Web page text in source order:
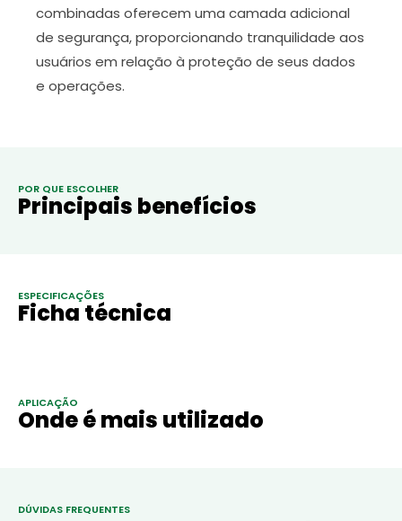
combinadas oferecem uma camada adicional
de segurança, proporcionando tranquilidade aos
usuários em relação à proteção de seus dados
e operações.
POR QUE ESCOLHER
Principais benefícios
ESPECIFICAÇÕES
Ficha técnica
APLICAÇÃO
Onde é mais utilizado
DÚVIDAS FREQUENTES